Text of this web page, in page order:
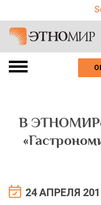
В ЭТНОМИРе
24 АПРЕЛЯ